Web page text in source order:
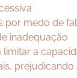
por medo de
inadequação
limitar a